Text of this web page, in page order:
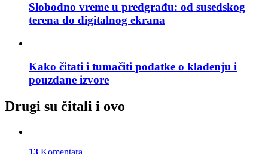
Slobodno vreme u predgrađu: od susedskog
terena do digitalnog ekrana
Kako čitati i tumačiti podatke o klađenju i
pouzdane izvore
Drugi su čitali i ovo
13 Komentara